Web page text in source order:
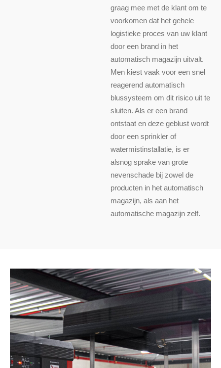
graag mee met de klant om te
voorkomen dat het gehele
logistieke proces van uw klant
door een brand in het
automatisch magazijn uitvalt.
Men kiest vaak voor een snel
reagerend automatisch
blussysteem om dit risico uit te
sluiten. Als er een brand
ontstaat en deze geblust wordt
door een sprinkler of
watermistinstallatie, is er
alsnog sprake van grote
nevenschade bij zowel de
producten in het automatisch
magazijn, als aan het
automatische magazijn zelf.